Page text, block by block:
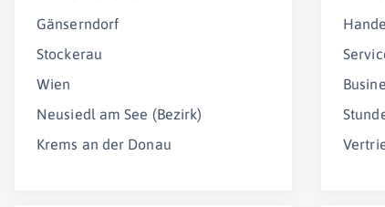
Gänserndorf
Stockerau
Wien
Neusiedl am See (Bezirk)
Krems an der Donau